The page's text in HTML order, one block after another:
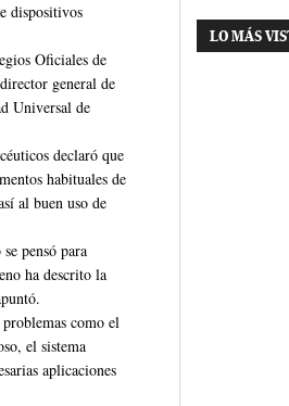
dispositivos
Oficiales de
general de
Universal de
declaró que
habituales de
al buen uso de
pensó para
ha descrito la
como el
el sistema
aplicaciones
LO MÁS